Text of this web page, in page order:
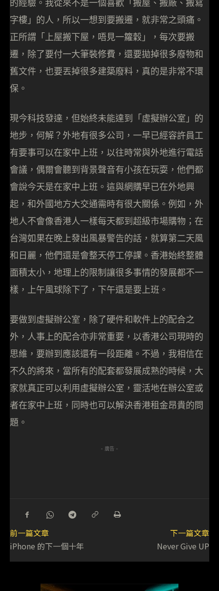
的經驗。我從來不是一個喜歡「搬屋、搬廠、搬寫
字樓」的人，所以一想到要搬遷，就非常之頭痛。
正所謂「上屋搬下屋，唔見一籮穀」，每次要搬
遷，除了要付一大筆裝修費，還要拋掉很多廢物和
舊文件，也要丟掉很多建築廢料，真的是非常不環
保。
現今科技發達，但始終未能達到「虛擬辦公室」的
地步，何解？外地有很多公司，一早已經容許員工
有要事可以在家中上班，以往時常與外地進行電話
會議，偶爾會聽到背景聲音有小孩在玩耍，他們都
會說今天是在家中上班。這與網購早已在外地興
起，和外國地方大交通需時有很大關係。例如，外
地人不會像香港人一樣每天都到超級市場購物；在
台灣如果在晚上發出風暴警告的話，就算第二天風
和日麗，他們還是會整天停工停課。香港始終整體
面積太小，地理上的限制讓很多事情的發展都不一
樣，上午風球除下了，下午還是要上班。
要做到虛擬辦公室，除了硬件和軟件上的配合之
外，人事上的配合亦非常重要，以香港公司現時的
思維，要辦到應該還有一段距離。不過，我相信在
不久的將來，當所有的配套都發展成熟的時候，大
家就真正可以利用虛擬辦公室，靈活地在辦公室或
者在家中上班，同時也可以解決香港租金昂貴的問
題。
- 廣告 -
前一篇文章
iPhone 的下一個十年
下一篇文章
Never Give UP